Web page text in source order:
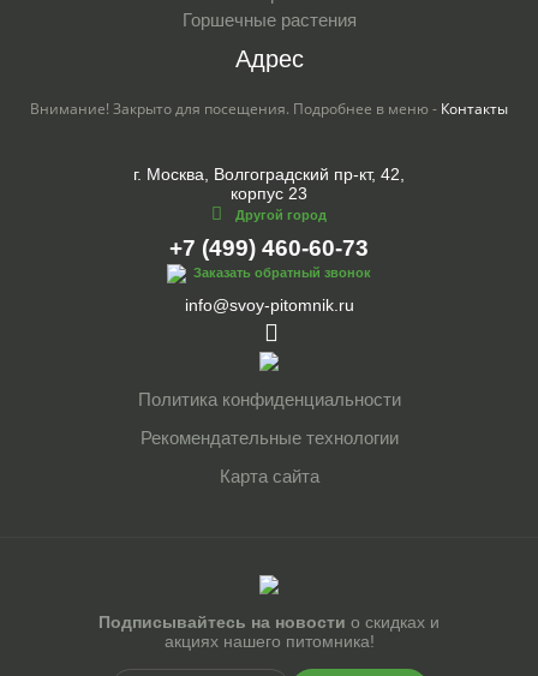
Горшечные растения
Адрес
Внимание! Закрыто для посещения. Подробнее в меню - Контакты
г. Москва, Волгоградский пр-кт, 42,
корпус 23
Другой город
+7 (499) 460-60-73
Заказать обратный звонок
info@svoy-pitomnik.ru
Политика конфиденциальности
Рекомендательные технологии
Карта сайта
Подписывайтесь на новости о скидках и
акциях нашего питомника!